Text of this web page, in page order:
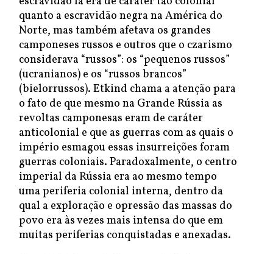
quanto a escravidão negra na América do
Norte, mas também afetava os grandes
camponeses russos e outros que o czarismo
considerava “russos”: os “pequenos russos”
(ucranianos) e os “russos brancos”
(bielorrussos). Etkind chama a atenção para
o fato de que mesmo na Grande Rússia as
revoltas camponesas eram de caráter
anticolonial e que as guerras com as quais o
império esmagou essas insurreições foram
guerras coloniais. Paradoxalmente, o centro
imperial da Rússia era ao mesmo tempo
uma periferia colonial interna, dentro da
qual a exploração e opressão das massas do
povo era às vezes mais intensa do que em
muitas periferias conquistadas e anexadas.